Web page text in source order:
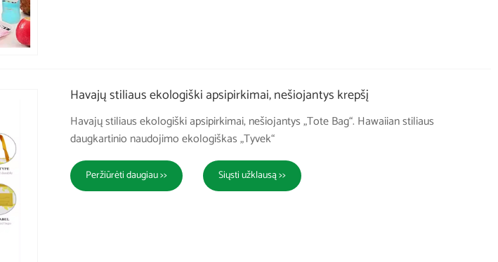
Havajų stiliaus ekologiški apsipirkimai, nešiojantys krepšį
Havajų stiliaus ekologiški apsipirkimai, nešiojantys „Tote Bag“. Hawaiian stiliaus
daugkartinio naudojimo ekologiškas „Tyvek“
Peržiūrėti daugiau >> Siųsti užklausą >>